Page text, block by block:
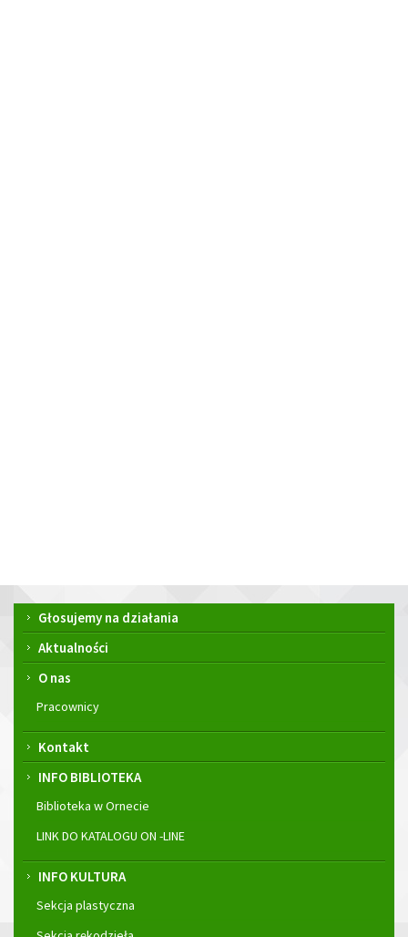
Menu
główne
Głosujemy na działania
Aktualności
O nas
Pracownicy
Kontakt
INFO BIBLIOTEKA
Biblioteka w Ornecie
LINK DO KATALOGU ON -LINE
INFO KULTURA
Sekcja plastyczna